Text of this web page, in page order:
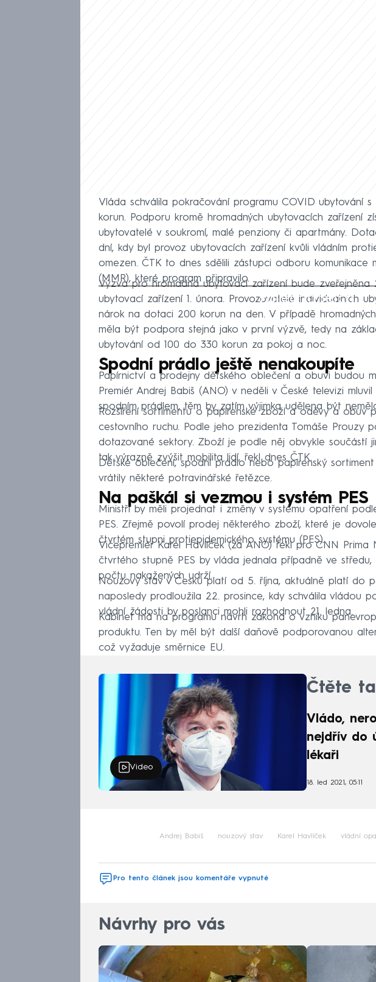
Vláda schválila pokračování programu COVID ubytování
korun. Podporu kromě hromadných ubytovacích zařízení
ubytovatelé v soukromí, malé penziony či apartmány.
dní, kdy byl provoz ubytovacích zařízení kvůli vládním
omezen. ČTK to dnes sdělili zástupci odboru komunikace
(MMR), které program připravilo.
Failed to fetch
Výzva pro hromadná ubytovací zařízení bude zveřejněna
ubytovací zařízení 1. února. Provozovatelé individuálních
nárok na dotaci 200 korun na den. V případě
měla být podpora stejná jako v první výzvě, tedy na
ubytování od 100 do 330 korun za pokoj a noc.
Spodní prádlo ještě nenakoupíte
Papírnictví a prodejny dětského oblečení a obuvi budou
Premiér Andrej Babiš (ANO) v neděli v České televizi
spodním prádlem, těm by zatím výjimka udělena být
Rozšíření sortimentu o papírenské zboží a oděvy a obuv
cestovního ruchu. Podle jeho prezidenta Tomáše Prouzy
dotazované sektory. Zboží je podle něj obvykle součástí
tak výrazně zvýšit mobilita lidí, řekl dnes ČTK.
Dětské oblečení, spodní prádlo nebo papírenský
vrátily některé potravinářské řetězce.
Na paškál si vezmou i systém PES
Ministři by měli projednat i změny v systému opatření
PES. Zřejmě povolí prodej některého zboží, které je
čtvrtém stupni protiepidemického systému (PES).
Vicepremiér Karel Havlíček (za ANO) řekl pro CNN Prima
čtvrtého stupně PES by vláda jednala případně ve
počtu nakažených udrží.
Nouzový stav v Česku platí od 5. října, aktuálně platí do
naposledy prodloužila 22. prosince, kdy schválila vládou
vládní žádosti by poslanci mohli rozhodnout 21. ledna.
Kabinet má na programu návrh zákona o vzniku
produktu. Ten by měl být další daňově podporovanou
což vyžaduje směrnice EU.
Video
Čtěte
Vládo,
nejdřív do
lékaři
18. led 2021, 05:11
Andrej Babiš nouzový stav Karel Havlíček vládní
Pro tento článek jsou komentáře vypnuté
Návrhy pro vás